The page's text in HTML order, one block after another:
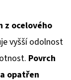
z ocelového
vyšší odolnost
Povrch
opatřen